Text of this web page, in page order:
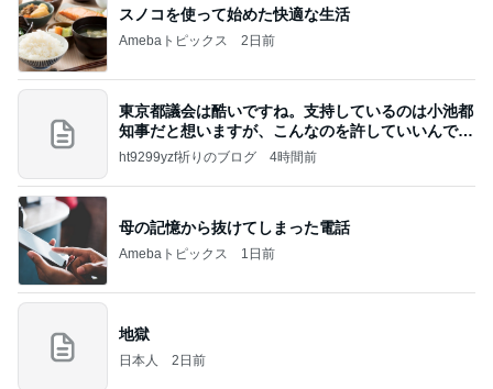
スノコを使って始めた快適な生活
Amebaトピックス 2日前
東京都議会は酷いですね。支持しているのは小池都
知事だと想いますが、こんなのを許していいんです
か？
ht9299yzf祈りのブログ 4時間前
母の記憶から抜けてしまった電話
Amebaトピックス 1日前
地獄
日本人 2日前